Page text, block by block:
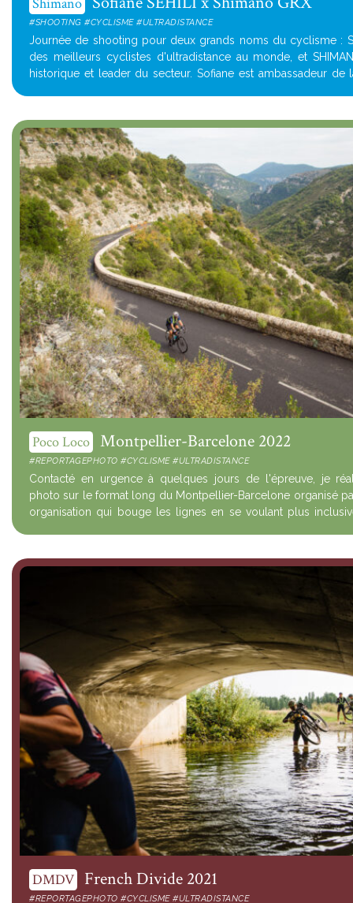
Shimano
#SHOOTING #CYCLISME #ULTRADISTANCE
Journée de shooting pour deux grands noms du cyclisme :
des meilleurs cyclistes d'ultradistance au monde, et
historique et leader du secteur. Sofiane est ambassadeur de
Poco Loco Montpellier-Barcelone 2022
#REPORTAGEPHOTO #CYCLISME #ULTRADISTANCE
Contacté en urgence à quelques jours de l'épreuve, je
photo sur le format long du Montpellier-Barcelone organisé
organisation qui bouge les lignes en se voulant plus
DMDV French Divide 2021
#REPORTAGEPHOTO #CYCLISME #ULTRADISTANCE